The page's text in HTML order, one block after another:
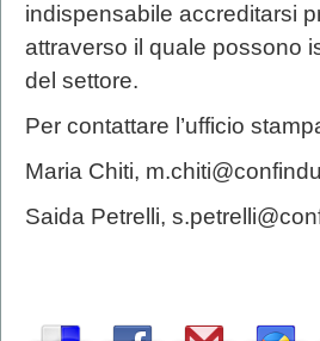
indispensabile accreditarsi
attraverso il quale possono
del settore.
Per contattare l’ufficio
Maria Chiti,
Saida Petrelli,